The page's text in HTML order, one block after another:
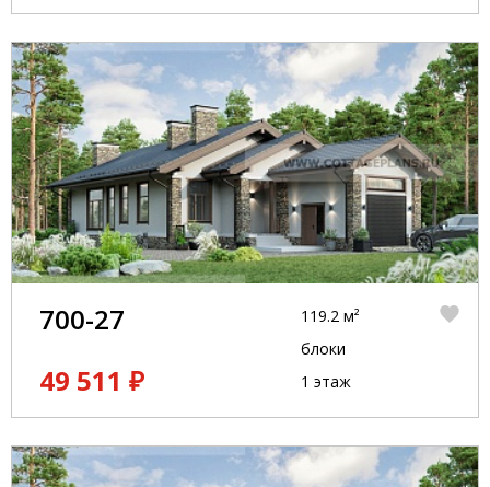
700-27
49 511 ₽
119.2 м²
блоки
1 этаж